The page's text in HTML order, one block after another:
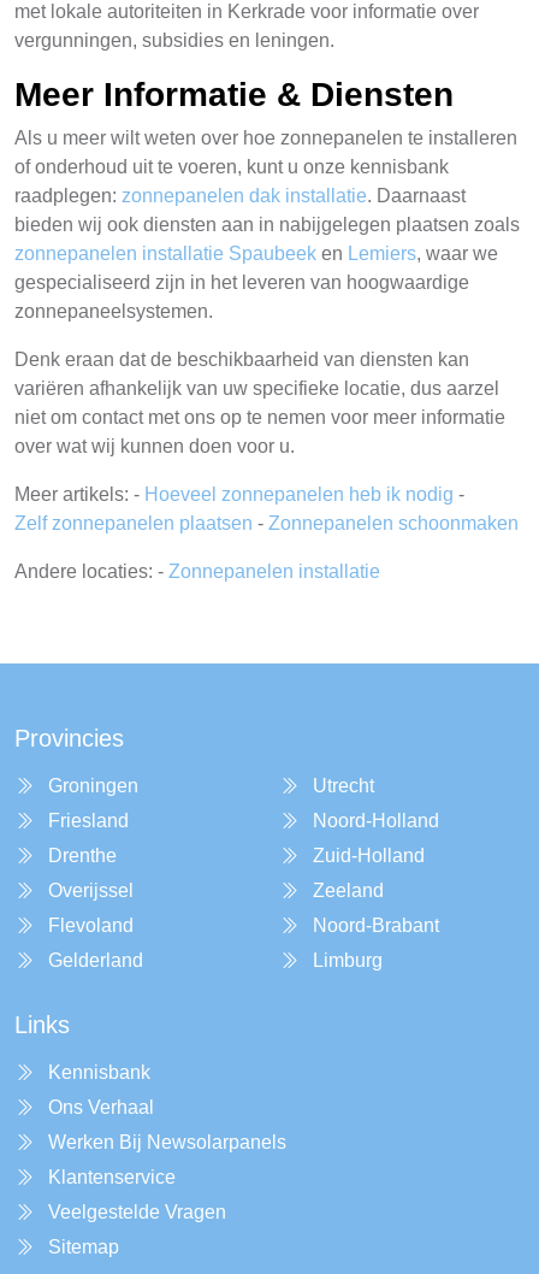
met lokale autoriteiten in Kerkrade voor informatie over
vergunningen, subsidies en leningen.
Meer Informatie & Diensten
Als u meer wilt weten over hoe zonnepanelen te installeren
of onderhoud uit te voeren, kunt u onze kennisbank
raadplegen: zonnepanelen dak installatie. Daarnaast
bieden wij ook diensten aan in nabijgelegen plaatsen zoals
zonnepanelen installatie Spaubeek en Lemiers, waar we
gespecialiseerd zijn in het leveren van hoogwaardige
zonnepaneelsystemen.
Denk eraan dat de beschikbaarheid van diensten kan
variëren afhankelijk van uw specifieke locatie, dus aarzel
niet om contact met ons op te nemen voor meer informatie
over wat wij kunnen doen voor u.
Meer artikels: - Hoeveel zonnepanelen heb ik nodig -
Zelf zonnepanelen plaatsen - Zonnepanelen schoonmaken
Andere locaties: - Zonnepanelen installatie
Provincies
Groningen
Friesland
Drenthe
Overijssel
Flevoland
Gelderland
Utrecht
Noord-Holland
Zuid-Holland
Zeeland
Noord-Brabant
Limburg
Links
Kennisbank
Ons Verhaal
Werken Bij Newsolarpanels
Klantenservice
Veelgestelde Vragen
Sitemap